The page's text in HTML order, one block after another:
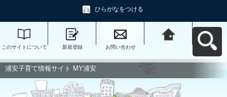
ひらがなをつける
このサイトについて 新規登録 お問い合わせ
浦安子育て情報サイト MY浦安